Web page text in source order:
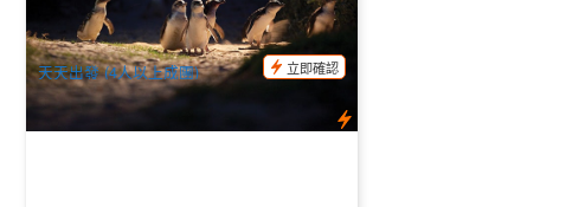
451 已預訂
AUD $117.00 $120.00
TAS06468
天天出發 (4人以上成團)
立即確認